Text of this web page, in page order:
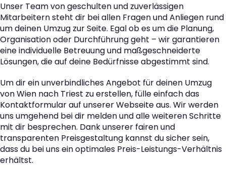
Unser Team von geschulten und zuverlässigen
Mitarbeitern steht dir bei allen Fragen und Anliegen rund
um deinen Umzug zur Seite. Egal ob es um die Planung,
Organisation oder Durchführung geht – wir garantieren
eine individuelle Betreuung und maßgeschneiderte
Lösungen, die auf deine Bedürfnisse abgestimmt sind.
Um dir ein unverbindliches Angebot für deinen Umzug
von Wien nach Triest zu erstellen, fülle einfach das
Kontaktformular auf unserer Webseite aus. Wir werden
uns umgehend bei dir melden und alle weiteren Schritte
mit dir besprechen. Dank unserer fairen und
transparenten Preisgestaltung kannst du sicher sein,
dass du bei uns ein optimales Preis-Leistungs-Verhältnis
erhältst.